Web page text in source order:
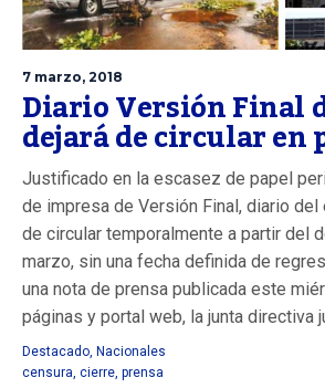
7 marzo, 2018
Diario Versión Final
dejará de circular en
Justificado en la escasez de papel
de impresa de Versión Final, diario del
de circular temporalmente a partir del
marzo, sin una fecha definida de
una nota de prensa publicada este
páginas y portal web, la junta directiva
Destacado Nacionales
censura cierre prensa